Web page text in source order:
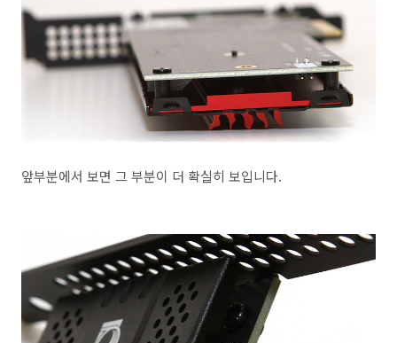
앞부분에서 보면 그 부분이 더 확실히 보입니다.